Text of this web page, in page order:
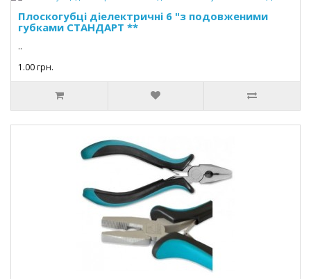
Плоскогубці діелектричні 6 "з подовженими
губками СТАНДАРТ **
..
1.00 грн.